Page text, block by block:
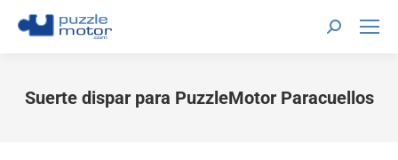
Suerte dispar para PuzzleMotor Paracuellos